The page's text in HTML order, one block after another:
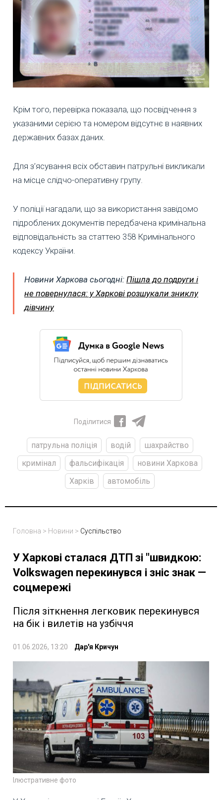
Крім того, перевірка показала, що посвідчення з
указаними серією та номером відсутнє в наявних
державних базах даних.
Для з’ясування всіх обставин патрульні викликали
на місце слідчо-оперативну групу.
У поліції нагадали, що за використання завідомо
підроблених документів передбачена кримінальна
відповідальність за статтею 358 Кримінального
кодексу України.
Новини Харкова сьогодні: Пішла до подруги і
не повернулася: у Харкові розшукали зниклу
дівчину
Поділитися
патрульна поліція водій
шахрайство
кримінал
фальсифікація
новини Харкова
Харків
автомобіль
Головна > Новини > Суспільство
У Харкові сталася ДТП зі "швидкою:
Volkswagen перекинувся і зніс знак —
соцмережі
Після зіткнення легковик перекинувся
на бік і вилетів на узбіччя
01.06.2026, 13:20 Дар'я Кричун
Ілюстративне фото